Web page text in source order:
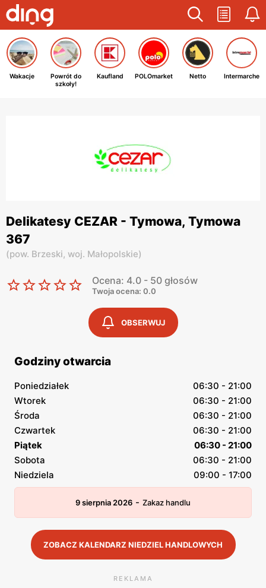
Wakacje
Powrót do
szkoły!
Kaufland POLOmarket Netto Intermarche
Delikatesy CEZAR - Tymowa, Tymowa
367
(pow. Brzeski, woj. Małopolskie)
Ocena: 4.0 - 50 głosów
Twoja ocena: 0.0
OBSERWUJ
Godziny otwarcia
Poniedziałek
06:30 - 21:00
Wtorek
06:30 - 21:00
Środa
06:30 - 21:00
Czwartek
06:30 - 21:00
Piątek
06:30 - 21:00
Sobota
06:30 - 21:00
Niedziela
09:00 - 17:00
9 sierpnia 2026 - Zakaz handlu
ZOBACZ KALENDARZ NIEDZIEL HANDLOWYCH
REKLAMA